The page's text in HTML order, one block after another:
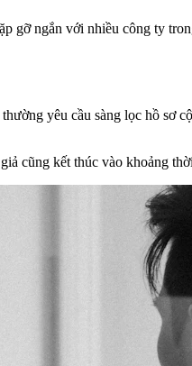
gỡ ngắn với nhiều công ty
yêu cầu sàng lọc hồ sơ
cũng kết thúc vào khoảng